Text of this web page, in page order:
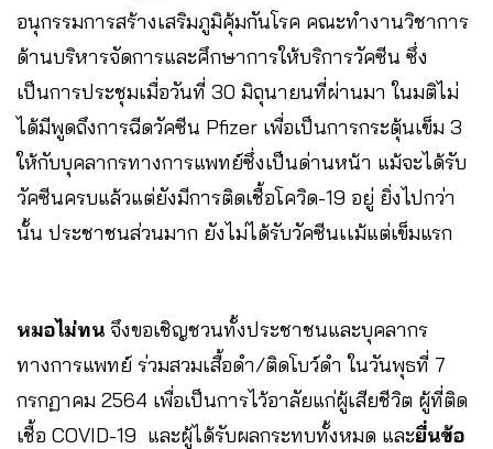
อนุกรรมการสร้างเสริมภูมิคุ้มกันโรค คณะทํางานวิชาการ
ด้านบริหารจัดการและศึกษาการให้บริการวัคซีน ซึ่ง
เป็นการประชุมเมื่อวันที่ 30 มิถุนายนที่ผ่านมา ในมติไม่
ได้มีพูดถึงการฉีดวัคซีน Pfizer เพื่อเป็นการกระตุ้นเข็ม 3
ให้กับบุคลากรทางการแพทย์ซึ่งเป็นด่านหน้า แม้จะได้รับ
วัคซีนครบแล้วแต่ยังมีการติดเชื้อโควิด-19 อยู่ ยิ่งไปกว่า
นั้น ประชาชนส่วนมาก ยังไม่ได้รับวัคซีนเเม้แต่เข็มแรก
หมอไม่ทน จึงขอเชิญชวนทั้งประชาชนและบุคลากร
ทางการแพทย์ ร่วมสวมเสื้อดำ/ติดโบว์ดำ ในวันพุธที่ 7
กรกฏาคม 2564 เพื่อเป็นการไว้อาลัยแก่ผู้เสียชีวิต ผู้ที่ติด
เชื้อ COVID-19 และผู้ได้รับผลกระทบทั้งหมด และยื่นข้อ